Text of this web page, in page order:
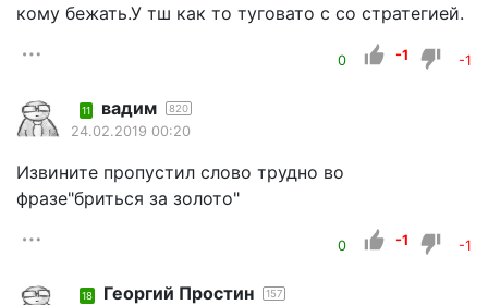
кому бежать.У тш как то туговато с со стратегией.
0 -1 -1
11 вадим 820
24.02.2019 00:20
Извините пропустил слово трудно во
фразе"бриться за золото"
0 -1 -1
18 Георгий Простин 157